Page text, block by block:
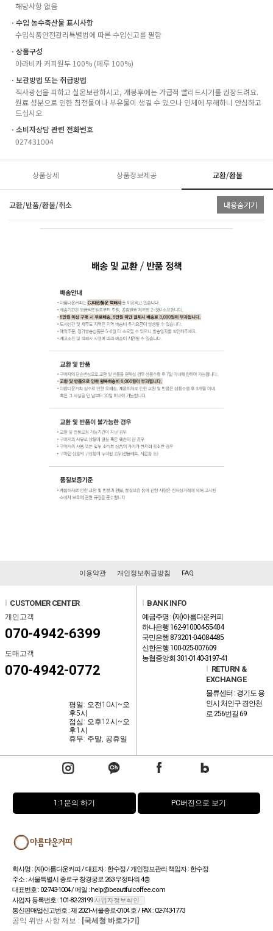
해당사항 없음
ㆍ수입 농수축산물 표시사항
수입식품안전관리특별법에 따른 수입신고를 필함
ㆍ상품구성
아라비카 커피원두 100% (페루 100%)
ㆍ보관방법 또는 취급방법
직사광선을 피하고 실온보관하시고, 개봉후에는 가급적 빨리드시기를 권장드려요.
원료 성분으로 인한 침전물이나 부유물이 생길 수 있으나 인체에 무해하니 안심하고
드십시오.
ㆍ소비자상담 관련 전화번호
027431004
상품상세 상품정보제공 교환/환불
교환/반품/환불/취소 내용숨기기
이용약관 개인정보취급방침 FAQ
CUSTOMER CENTER
개인고객
070-4942-6399
도매고객
070-4942-0772
평일: 오전10시~오
후5시
점심: 오후12시~오
후1시
휴무: 주말, 공휴일
BANK INFO
예금주명 : (재)아름다운커피
하나은행 162-910004-55404
국민은행 873201-04-084485
신한은행 100-025-007609
농협중앙회 301-0140-3197-41
RETURN &
EXCHANGE
물류센터 : 경기도 용
인시 처인구 경안천
로 256번길 69
1:1문의 하기 PC버전으로 보기
회사명 : (재)아름다운커피 / 대표자 : 한수정 / 개인정보관리 책임자 : 한수정
주소 : 서울특별시 종로구 창경궁로 263 우정타워 4층
대표번호 : 02-743-1004 / 메일 : help@beautifulcoffee.com
사업자 등록번호 : 101-82-23199
통신판매업신고번호 : 제 2021-서울종로-0104 호 / FAX : 02-743-1773
공익 위반 사항 제보 : [국세청 바로가기]